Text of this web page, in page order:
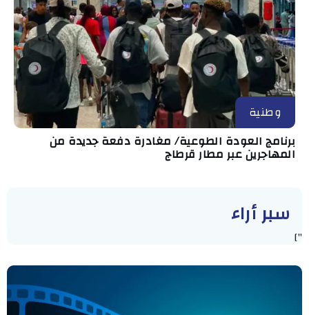
وطنية
برنامج العودة الطوعية/ مغادرة دفعة جديدة من
المهاجرين عبر مطار قرطاج
سبر أراء
"]